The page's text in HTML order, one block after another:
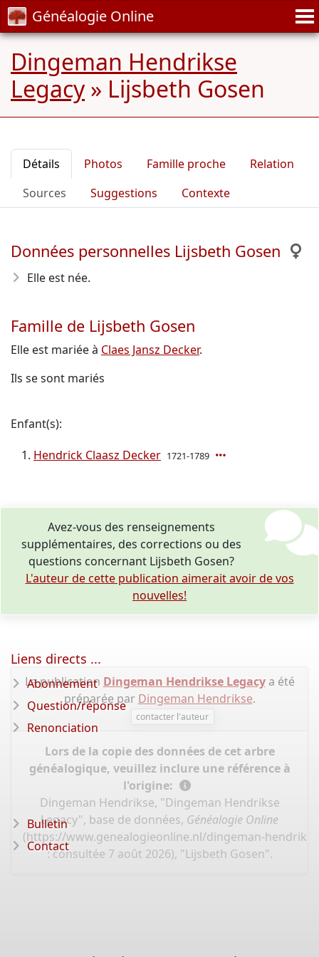
Généalogie Online
Dingeman Hendrikse
Legacy» Lijsbeth Gosen
Détails Photos Famille proche
Relation
Sources
Suggestions Contexte
Données personnelles Lijsbeth Gosen
Elle est née.
Famille de Lijsbeth Gosen
Elle est mariée à Claes Jansz Decker.
Ils se sont mariés
Enfant(s):
Hendrick Claasz Decker 1721-1789
Avez-vous des renseignements
supplémentaires, des corrections ou des
questions concernant Lijsbeth Gosen?
L'auteur de cette publication aimerait avoir de vos
nouvelles!
La publication Dingeman Hendrikse Legacya été
préparée par Dingeman Hendrikse.
contacter l'auteur
Lors de la copie des données de cet arbre
généalogique, veuillez inclure une référence à
l'origine:
Dingeman Hendrikse, "Dingeman Hendrikse
Legacy", base de données, Généalogie Online
(https://www.genealogieonline.nl/dingeman-
: consultée 7 août 2026), "Lijsbeth Gosen".
Liens directs ...
Abonnement
Question/réponse
Renonciation
Bulletin
Contact